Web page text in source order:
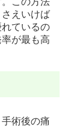
えいけば
ているの
が最も高
術後の痛